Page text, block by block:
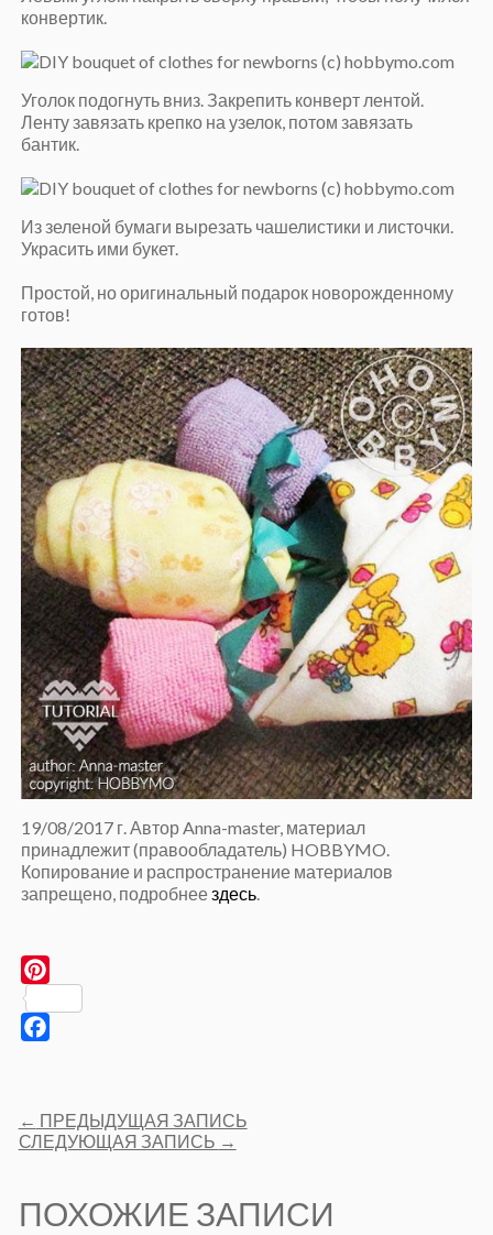
конвертик.
Уголок подогнуть вниз. Закрепить конверт лентой.
Ленту завязать крепко на узелок, потом завязать
бантик.
Из зеленой бумаги вырезать чашелистики и листочки.
Украсить ими букет.
Простой, но оригинальный подарок новорожденному
готов!
19/08/2017 г. Автор Anna-master, материал
принадлежит (правообладатель) HOBBYMO.
Копирование и распространение материалов
запрещено, подробнеездесь.
Post
navigation
← ПРЕДЫДУЩАЯ ЗАПИСЬ
СЛЕДУЮЩАЯ ЗАПИСЬ →
ПОХОЖИЕ ЗАПИСИ